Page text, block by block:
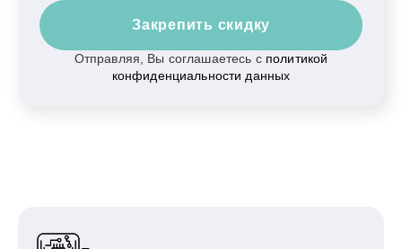
Закрепить скидку
Отправляя, Вы соглашаетесь с политикой
конфиденциальности данных